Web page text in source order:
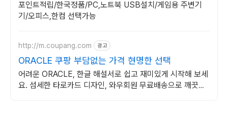
포인트적립/한국정품/PC,노트북 USB설치/게임용 주변기
기/오피스,한컴 선택가능
http://m.coupang.com 광고
ORACLE 쿠팡 부담없는 가격 현명한 선택
어려운 ORACLE, 한글 해설서로 쉽고 재미있게 시작해 보세
요. 섬세한 타로카드 디자인, 와우회원 무료배송으로 깨끗하